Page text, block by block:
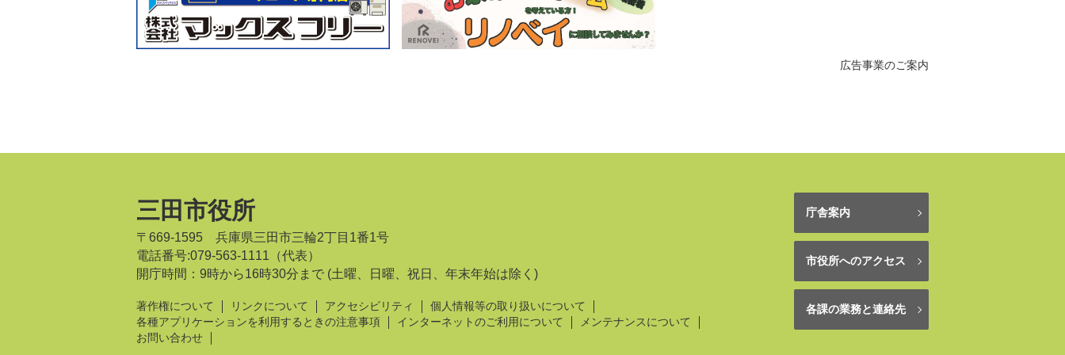
広告事業のご案内
三田市役所
〒669-1595 兵庫県三田市三輪2丁目1番1号
電話番号:079-563-1111（代表）
開庁時間：9時から16時30分まで (土曜、日曜、祝日、年末年始は除く)
著作権について リンクについて アクセシビリティ
個人情報等の取り扱いについて
各種アプリケーションを利用するときの注意事項
インターネットのご利用について
メンテナンスについて
お問い合わせ
庁舎案内
市役所へのアクセス
各課の業務と連絡先